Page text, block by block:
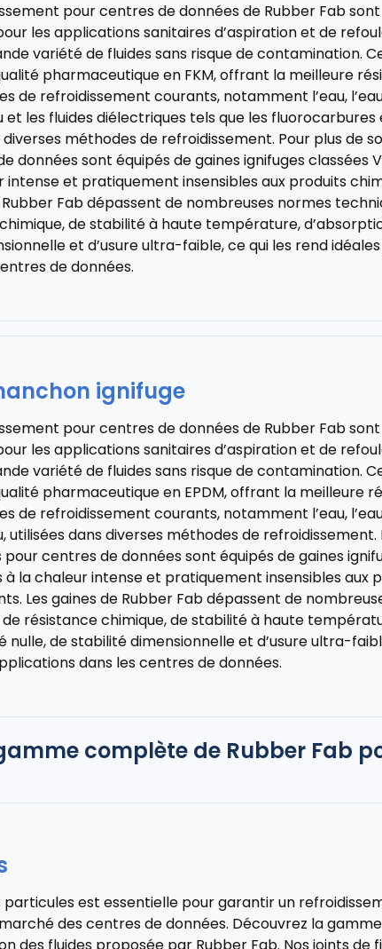
pour centres de données de Rubber Fab sont
les applications sanitaires d’aspiration et de
variété de fluides sans risque de contamination.
pharmaceutique en FKM, offrant la meilleure
de refroidissement courants, notamment l’eau,
les fluides diélectriques tels que les fluorocarbures
méthodes de refroidissement. Pour plus de
données sont équipés de gaines ignifuges classées
intense et pratiquement insensibles aux produits
Rubber Fab dépassent de nombreuses normes
de stabilité à haute température,
et d’usure ultra-faible, ce qui les rend
de données.
ignifuge
pour centres de données de Rubber Fab sont
les applications sanitaires d’aspiration et de
variété de fluides sans risque de contamination.
pharmaceutique en EPDM, offrant la meilleure
de refroidissement courants, notamment l’eau,
utilisées dans diverses méthodes de refroidissement.
pour centres de données sont équipés de gaines
à la chaleur intense et pratiquement insensibles aux
Les gaines de Rubber Fab dépassent de
résistance chimique, de stabilité à haute
nulle, de stabilité dimensionnelle et d’usure ultra-
dans les centres de données.
complète de Rubber Fab
est essentielle pour garantir un
des centres de données. Découvrez la